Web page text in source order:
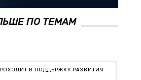
ПО ТЕМАМ
В ПОДДЕРЖКУ РАЗВИТИЯ